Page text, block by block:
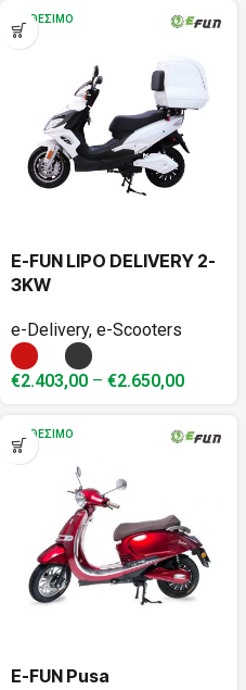
ΔΙΑΘΈΣΙΜΟ
E-FUN LIPO DELIVERY 2-
3KW
e-Delivery, e-Scooters
€2.403,00 – €2.650,00
ΔΙΑΘΈΣΙΜΟ
E-FUN Pusa